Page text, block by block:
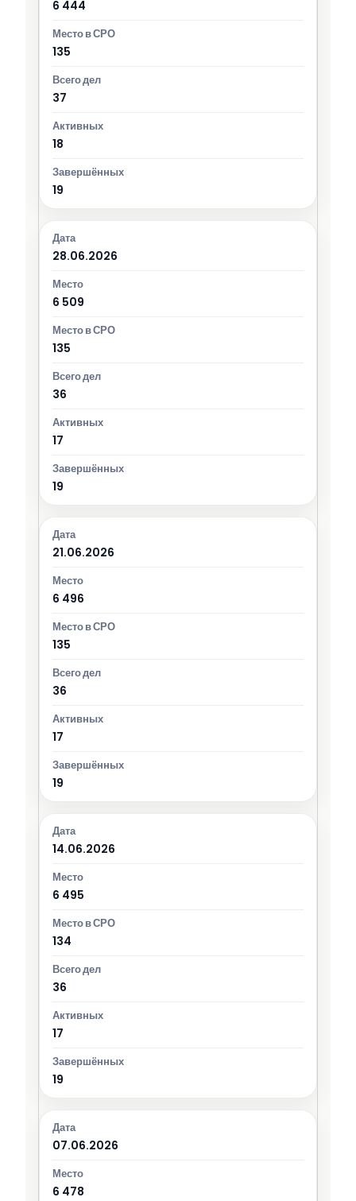
6 444
135
37
18
19
28.06.2026
6 509
135
36
17
19
21.06.2026
6 496
135
36
17
19
14.06.2026
6 495
134
36
17
19
07.06.2026
6 478